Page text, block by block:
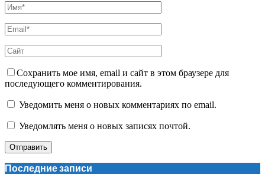
Сохранить мое имя, email и сайт в этом браузере для
последующего комментирования.
Уведомить меня о новых комментариях по email.
Уведомлять меня о новых записях почтой.
Последние записи